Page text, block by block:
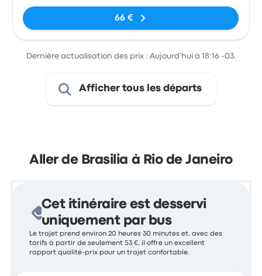
66 €
Dernière actualisation des prix : Aujourd’hui à 18:16 -03.
Afficher tous les départs
Aller de Brasilia à Rio de Janeiro
Cet itinéraire est desservi
uniquement par bus
Le trajet prend environ 20 heures 30 minutes et, avec des
tarifs à partir de seulement 53 €, il offre un excellent
rapport qualité-prix pour un trajet confortable.